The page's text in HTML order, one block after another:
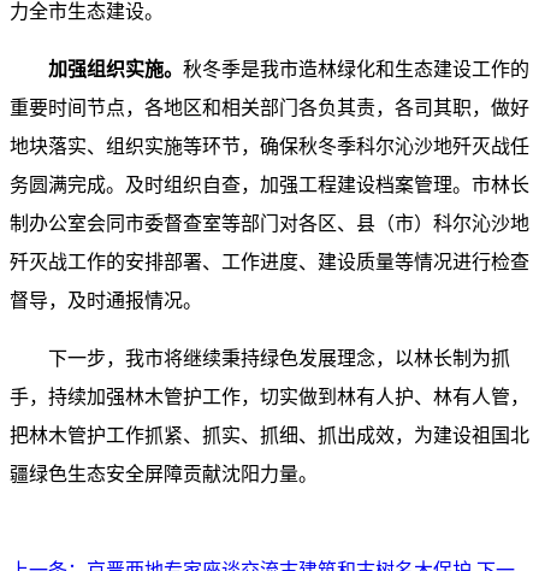
力全市生态建设。
加强组织实施。 秋冬季是我市造林绿化和生态建设工作的
重要时间节点，各地区和相关部门各负其责，各司其职，做好
地块落实、组织实施等环节，确保秋冬季科尔沁沙地歼灭战任
务圆满完成。及时组织自查，加强工程建设档案管理。市林长
制办公室会同市委督查室等部门对各区、县（市）科尔沁沙地
歼灭战工作的安排部署、工作进度、建设质量等情况进行检查
督导，及时通报情况。
下一步，我市将继续秉持绿色发展理念，以林长制为抓
手，持续加强林木管护工作，切实做到林有人护、林有人管，
把林木管护工作抓紧、抓实、抓细、抓出成效，为建设祖国北
疆绿色生态安全屏障贡献沈阳力量。